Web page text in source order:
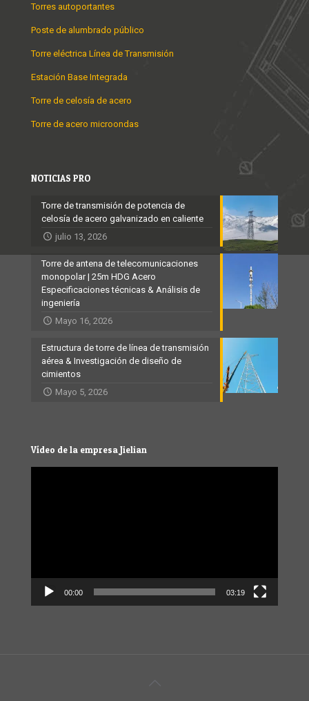
Torres autoportantes
Poste de alumbrado público
Torre eléctrica Línea de Transmisión
Estación Base Integrada
Torre de celosía de acero
Torre de acero microondas
NOTICIAS PRO
Torre de transmisión de potencia de
celosía de acero galvanizado en caliente
julio 13, 2026
Torre de antena de telecomunicaciones
monopolar | 25m HDG Acero
Especificaciones técnicas & Análisis de
ingeniería
Mayo 16, 2026
Estructura de torre de línea de transmisión
aérea & Investigación de diseño de
cimientos
Mayo 5, 2026
Vídeo de la empresa Jielian
00:00 03:19